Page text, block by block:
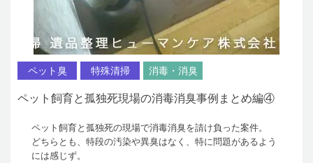
ペット臭 特殊清掃 消毒・消臭
ペット飼育と孤独死現場の消毒消臭事例まとめ編④
ペット飼育と孤独死の現場で消毒消臭を請け負った案件。
どちらとも、特段の汚染や異臭はなく、特に問題があるよう
には感じず。